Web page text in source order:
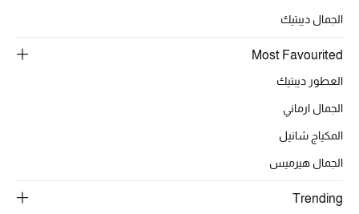
الجمال ديبتيك
Most Favourited
العطور ديبتيك
الجمال ارماني
المكياج شانيل
الجمال هيرميس
Trending